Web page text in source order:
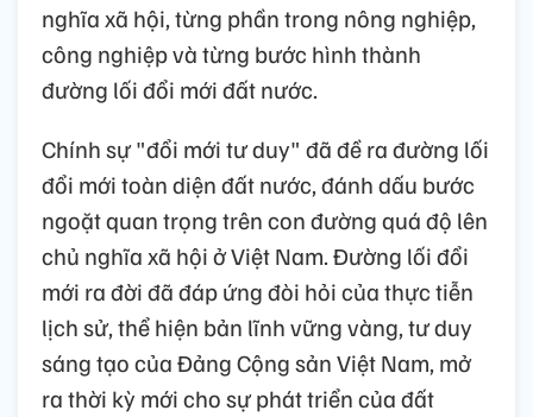
nghĩa xã hội, từng phần trong nông nghiệp,
công nghiệp và từng bước hình thành
đường lối đổi mới đất nước.
Chính sự "đổi mới tư duy" đã đề ra đường lối
đổi mới toàn diện đất nước, đánh dấu bước
ngoặt quan trọng trên con đường quá độ lên
chủ nghĩa xã hội ở Việt Nam. Đường lối đổi
mới ra đời đã đáp ứng đòi hỏi của thực tiễn
lịch sử, thể hiện bản lĩnh vững vàng, tư duy
sáng tạo của Đảng Cộng sản Việt Nam, mở
ra thời kỳ mới cho sự phát triển của đất